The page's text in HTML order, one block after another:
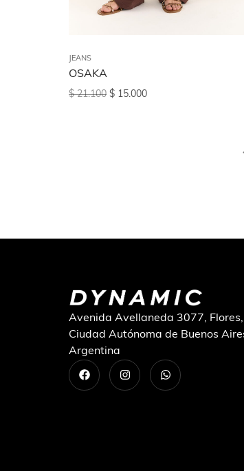
JEANS
OSAKA
$21.100 $ 15.000
Avenida Avellaneda 3077, Flores,
Ciudad Autónoma de Buenos
Argentina